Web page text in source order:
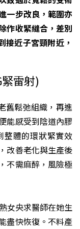
一步改良，範圍亦
作收緊縫合，差別
接近子宮頸附近，
雷射)
舊鬆弛組織，再進
能感受到陰道內膠
整體的環狀緊實效
改善老化與生產後
不需麻醉，風險極
女央求醫師在她生
盡快恢復。不料產